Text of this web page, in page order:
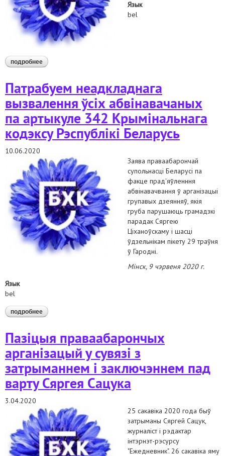
Язык
bel
подробнее о праваабарончая супольнасць беларусі патрабуе спыніць
ціск і запалохванне людзей у сувязі з іх удзелам у
Патрабуем неадкладнага
вызвалення ўсіх абвінавачаных
па артыкуле 342 Крымінальнага
кодэксу Рэспублікі Беларусь
10.06.2020
Заява праваабарончай
супольнасці Беларусі па
факце прад'яўленння
абвінавачвання ў арганізацыі
групавых дзеянняў, якія
груба парушаюць грамадзкі
парадак Сяргею
Ціханоўскаму і шасці
ўдзельнікам пікету 29 траўня
ў Гародні.
Мінск, 9 чэрвеня 2020 г.
Язык
bel
подробнее о патрабуем неадкладнага вызвалення ўсіх абвінавачаных
па артыкуле 342 крымінальнага кодэксу рэспублікі
Пазіцыя праваабарончых
арганізацый у сувязі з
затрыманнем і заключэннем пад
варту Сяргея Сацука
3.04.2020
25 сакавіка 2020 года быў
затрыманы Сяргей Сацук,
журналіст і рэдактар
інтэрнэт-рэсурсу
"Ежедневник". 26 сакавіка яму